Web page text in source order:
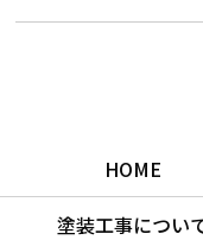
HOME
塗装工事につい